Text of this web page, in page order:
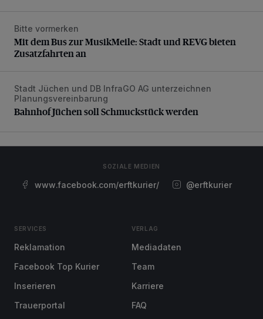
Mit dem Bus zur MusikMeile: Stadt und REVG bieten
Bitte vormerken
Mit dem Bus zur MusikMeile: Stadt und REVG bieten
Zusatzfahrten an
Bahnhof Jüchen soll Schmuckstück werden
Stadt Jüchen und DB InfraGO AG unterzeichnen
Planungsvereinbarung
Bahnhof Jüchen soll Schmuckstück werden
SOZIALE MEDIEN
www.facebook.com/erftkurier/ @erftkurier
SERVICES
Reklamation
Facebook Top Kurier
Inserieren
Trauerportal
VERLAG
Mediadaten
Team
Karriere
FAQ